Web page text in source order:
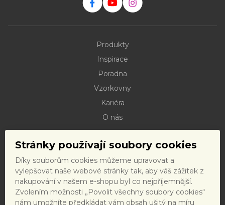
Stránky používají soubory cookies
Díky souborům cookies můžeme upravovat a
vylepšovat naše webové stránky tak, aby váš zážitek z
nakupování v našem e-shopu byl co nejpříjemnější.
Zvolením možnosti „Povolit všechny soubory cookies“
nám umožníte předkládat vám obsah ušitý na míru
Produkty
Inspirace
Poradna
Vzorkovny
Kariéra
O nás
Dokumenty ke stažení
Doprava
Reklamační řád
Reklamační formulář